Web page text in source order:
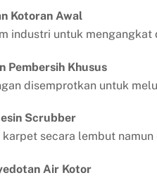
Kotoran Awal
industri untuk
Pembersih Khusus
disemprotkan untuk
Scrubber
karpet secara lembut
Air Kotor